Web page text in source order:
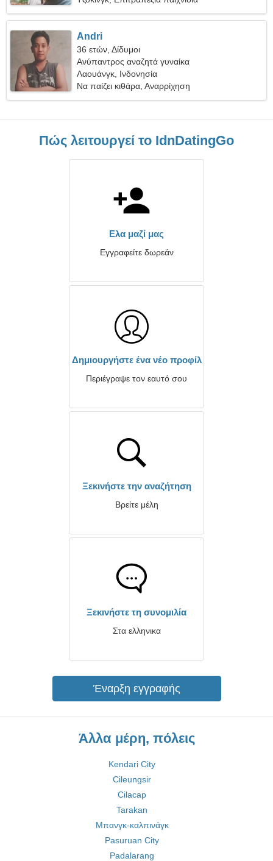
Andri
36 ετών, Δίδυμοι
Ανύπαντρος αναζητά γυναίκα
Λαουάνγκ, Ινδονησία
Να παίζει κιθάρα, Αναρρίχηση
Πώς λειτουργεί το IdnDatingGo
Ελα μαζί μας
Εγγραφείτε δωρεάν
Δημιουργήστε ένα νέο προφίλ
Περιέγραψε τον εαυτό σου
Ξεκινήστε την αναζήτηση
Βρείτε μέλη
Ξεκινήστε τη συνομιλία
Στα ελληνικα
Έναρξη εγγραφής
Άλλα μέρη, πόλεις
Kendari City
Cileungsir
Cilacap
Tarakan
Μπανγκ-καλπινάγκ
Pasuruan City
Padalarang